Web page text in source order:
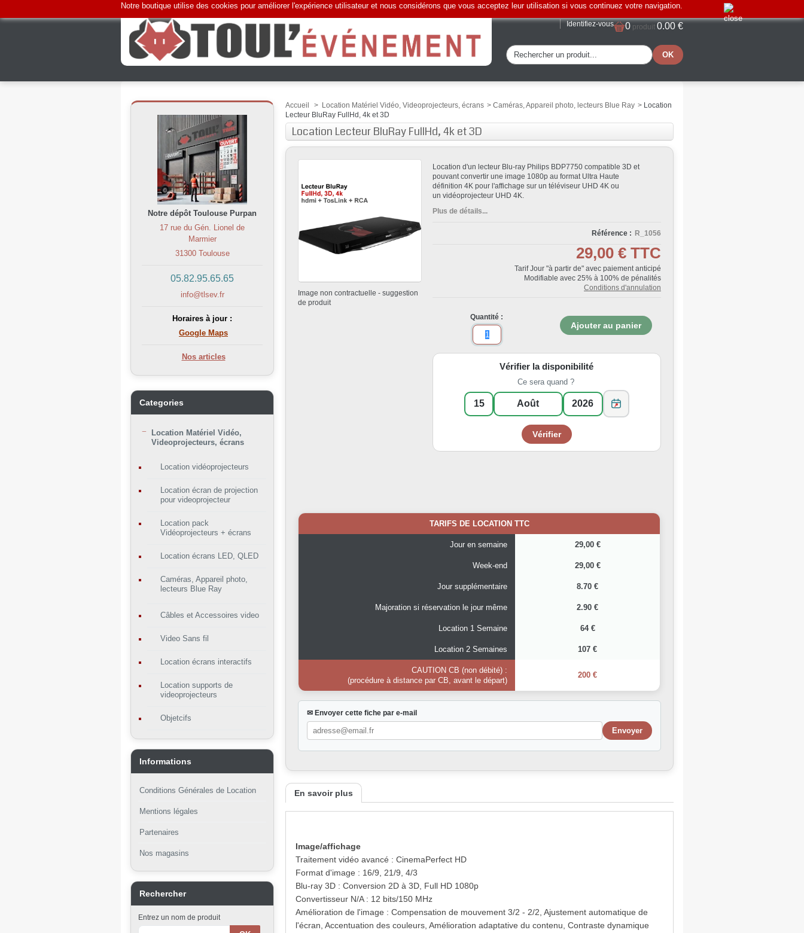
Identifiez-vous 0 produit 0.00 €
Notre boutique utilise des cookies pour améliorer l'expérience utilisateur et nous considérons que vous acceptez leur utilisation si vous continuez votre navigation.
Notre dépôt Toulouse Purpan
17 rue du Gén. Lionel de
Marmier
31300 Toulouse
05.82.95.65.65
info@tlsev.fr
Horaires à jour :
Google Maps
Nos articles
Categories
Location Matériel Vidéo,
Videoprojecteurs, écrans
Location vidéoprojecteurs
Location écran de projection
pour videoprojecteur
Location pack
Vidéoprojecteurs + écrans
Location écrans LED, QLED
Caméras, Appareil photo,
lecteurs Blue Ray
Câbles et Accessoires video
Video Sans fil
Location écrans interactifs
Location supports de
videoprojecteurs
Objetcifs
Informations
Conditions Générales de Location
Mentions légales
Partenaires
Nos magasins
Rechercher
Entrez un nom de produit
Accueil > Location Matériel Vidéo, Videoprojecteurs, écrans > Caméras, Appareil photo, lecteurs Blue Ray > Location
Lecteur BluRay FullHd, 4k et 3D
Location Lecteur BluRay FullHd, 4k et 3D
Image non contractuelle - suggestion
de produit
Location d'un lecteur Blu-ray Philips BDP7750compatible 3D et
pouvant convertir une image 1080pau format Ultra Haute
définition 4Kpour l'affichage sur un téléviseur UHD 4Kou
un vidéoprojecteur UHD 4K.
Plus de détails...
Référence : R_1056
29,00 € TTC
Tarif Jour "à partir de" avec paiement anticipé
Modifiable avec 25% à 100% de pénalités
Conditions d'annulation
Quantité :
Vérifier la disponibilité
Ce sera quand ?
TARIFS DE LOCATION TTC
Jour en semaine 29,00 €
Week-end 29,00 €
Jour supplémentaire 8.70 €
Majoration si réservation le jour même 2.90 €
Location 1 Semaine 64 €
Location 2 Semaines 107 €
CAUTION CB (non débité) :
(procédure à distance par CB, avant le départ)
200 €
✉ Envoyer cette fiche par e-mail
En savoir plus
Image/affichage
Traitement vidéo avancé : CinemaPerfect HD
Format d'image : 16/9, 21/9, 4/3
Blu-ray 3D : Conversion 2D à 3D, Full HD 1080p
Convertisseur N/A : 12 bits/150 MHz
Amélioration de l'image : Compensation de mouvement 3/2 - 2/2, Ajustement automatique de
l'écran, Accentuation des couleurs, Amélioration adaptative du contenu, Contraste dynamique